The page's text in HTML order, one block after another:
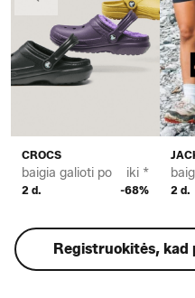
CROCS
baigia galioti po
2 d.
iki *
-68% 2 d.
Registruokitės, kad